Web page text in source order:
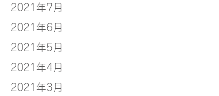
2021年7月
2021年6月
2021年5月
2021年4月
2021年3月